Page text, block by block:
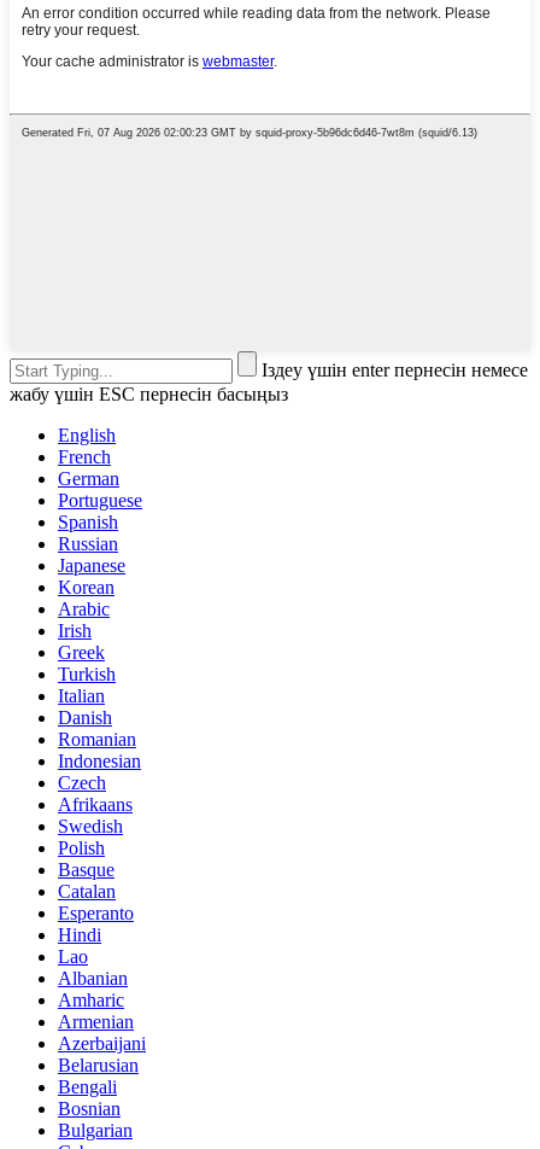
Іздеу үшін enter пернесін немесе
жабу үшін ESC пернесін басыңыз
English
French
German
Portuguese
Spanish
Russian
Japanese
Korean
Arabic
Irish
Greek
Turkish
Italian
Danish
Romanian
Indonesian
Czech
Afrikaans
Swedish
Polish
Basque
Catalan
Esperanto
Hindi
Lao
Albanian
Amharic
Armenian
Azerbaijani
Belarusian
Bengali
Bosnian
Bulgarian